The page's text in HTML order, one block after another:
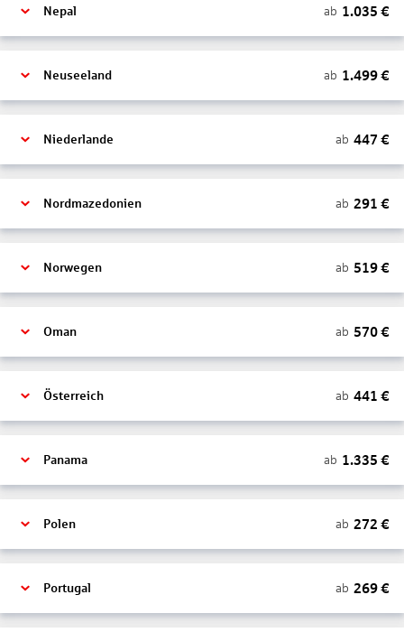
Nepal ab 1.035 €
Neuseeland ab 1.499€
Niederlande ab 447 €
Nordmazedonien ab 291 €
Norwegen ab 519€
Oman ab 570€
Österreich ab 441 €
Panama ab 1.335 €
Polen ab 272 €
Portugal ab 269€